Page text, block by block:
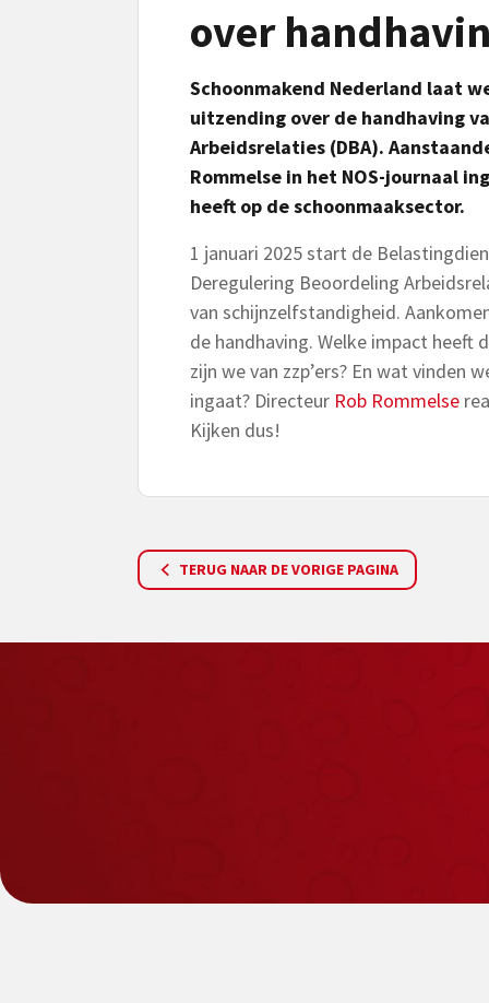
over
Schoonmakend Nederland laat
uitzending over de handhaving
Arbeidsrelaties (DBA).
Rommelse in het NOS-journaal
heeft op de schoonmaaksector.
1 januari 2025 start de
Deregulering Beoordeling
van schijnzelfstandigheid.
de handhaving. Welke impact heeft
zijn we van zzp’ers? En wat vinden
ingaat? Directeur Rob Rommelse
Kijken dus!
TERUG NAAR DE VORIGE PAGINA